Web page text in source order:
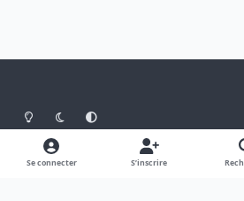
Light ModeDark ModeSystem Preference
Langue Thème
Se connecter S’inscrire